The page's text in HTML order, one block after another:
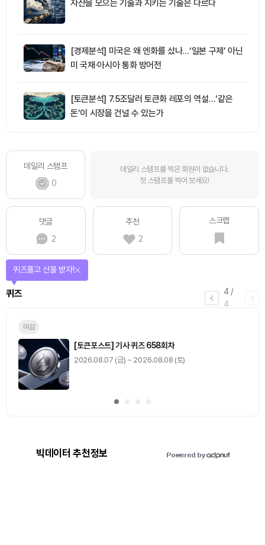
자산을 모으는 기술과 지키는 기술은 다르다
[경제분석] 미국은 왜 엔화를 샀나…‘일본 구제’ 아닌
미 국채·아시아 통화 방어전
[토큰분석] 7.5조달러 토큰화 레포의 역설…‘같은
돈’이 시장을 건널 수 있는가
데일리 스탬프
0
데일리 스탬프를 찍은 회원이 없습니다.
첫 스탬프를 찍어 보세요!
댓글
2
추천
2
스크랩
4 /
4
퀴즈
퀴즈풀고 선물 받자!
마감
[토큰포스트] 기사 퀴즈 658회차
2026.08.07 (금) ~ 2026.08.08 (토)
빅데이터 추천정보